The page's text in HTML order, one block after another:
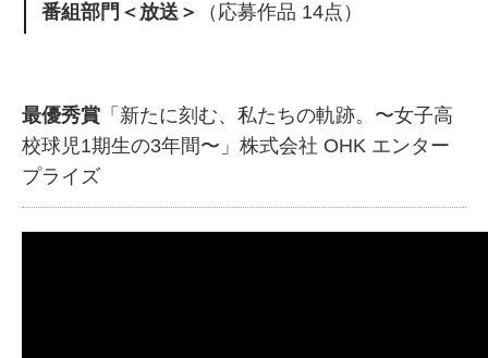
番組部門＜放送＞ （応募作品 14点）
最優秀賞 「新たに刻む、私たちの軌跡。〜女子高
校球児1期生の3年間〜」株式会社 OHK エンター
プライズ